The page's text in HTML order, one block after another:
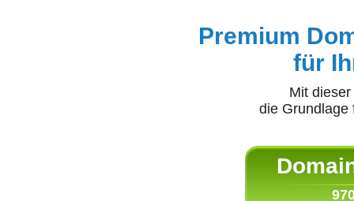
Premium
für
Mit
die